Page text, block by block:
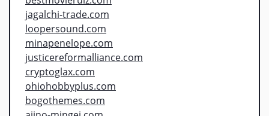
jagalchi-trade.com
loopersound.com
minapenelope.com
justicereformalliance.com
cryptoglax.com
ohiohobbyplus.com
bogothemes.com